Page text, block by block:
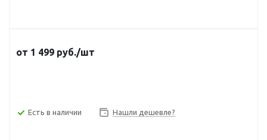
от 1 499 руб./шт
Есть в наличии Нашли дешевле?